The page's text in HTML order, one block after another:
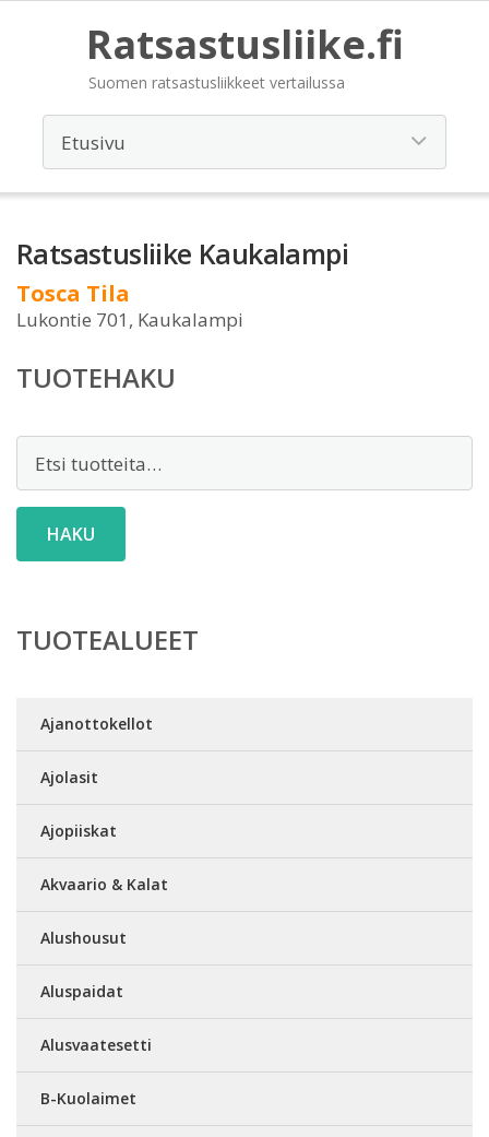
Ratsastusliike.fi
Suomen ratsastusliikkeet vertailussa
Ratsastusliike Kaukalampi
Tosca Tila
Lukontie 701, Kaukalampi
TUOTEHAKU
HAKU
TUOTEALUEET
Ajanottokellot
Ajolasit
Ajopiiskat
Akvaario & Kalat
Alushousut
Aluspaidat
Alusvaatesetti
B-Kuolaimet